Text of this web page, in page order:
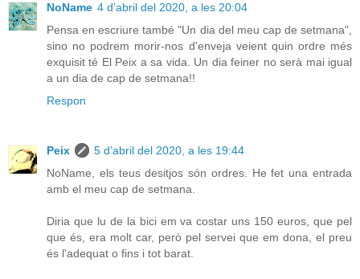
NoName 4 d’abril del 2020, a les 20:04
Pensa en escriure també "Un dia del meu cap de setmana",
sino no podrem morir-nos d'enveja veient quin ordre més
exquisit té El Peix a sa vida. Un dia feiner no serà mai igual
a un dia de cap de setmana!!
Respon
Peix
5 d’abril del 2020, a les 19:44
NoName, els teus desitjos són ordres. He fet una entrada
amb el meu cap de setmana.
Diria que lu de la bici em va costar uns 150 euros, que pel
que és, era molt car, però pel servei que em dona, el preu
és l'adequat o fins i tot barat.